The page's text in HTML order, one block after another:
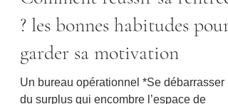
Comment réussir sa rentrée
? les bonnes habitudes pour
garder sa motivation